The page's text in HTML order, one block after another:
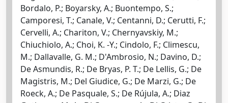
Bordalo, P.; Boyarsky, A.; Buontempo, S.;
Camporesi, T.; Canale, V.; Centanni, D.; Cerutti, F.;
Cervelli, A.; Chariton, V.; Chernyavskiy, M.;
Chiuchiolo, A.; Choi, K. -Y.; Cindolo, F.; Climescu,
M.; Dallavalle, G. M.; D'Ambrosio, N.; Davino, D.;
De Asmundis, R.; De Bryas, P. T.; De Lellis, G.; De
Magistris, M.; Del Giudice, G.; De Marzi, G.; De
Roeck, A.; De Pasquale, S.; De Rújula, A.; Diaz